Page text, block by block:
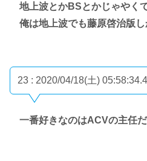
地上波とかBSとかじゃやく
俺は地上波でも藤原啓治版
23 : 2020/04/18(土)
一番好きなのはACVの主任